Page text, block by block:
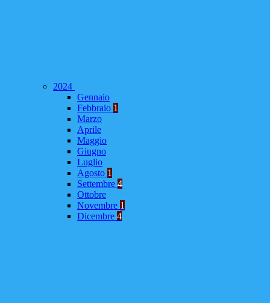
2024
Gennaio
Febbraio 1
Marzo
Aprile
Maggio
Giugno
Luglio
Agosto 1
Settembre 4
Ottobre
Novembre 1
Dicembre 4